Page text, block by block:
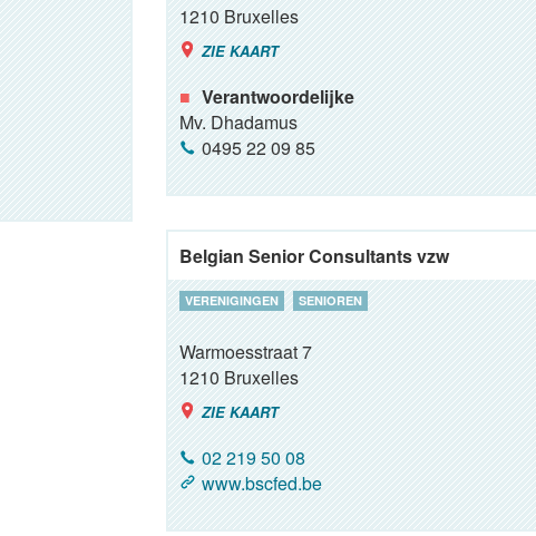
1210Bruxelles
ZIE KAART
Verantwoordelijke
Mv. Dhadamus
0495 22 09 85
Belgian Senior Consultants vzw
VERENIGINGEN SENIOREN
Warmoesstraat 7
1210Bruxelles
ZIE KAART
02 219 50 08
www.bscfed.be